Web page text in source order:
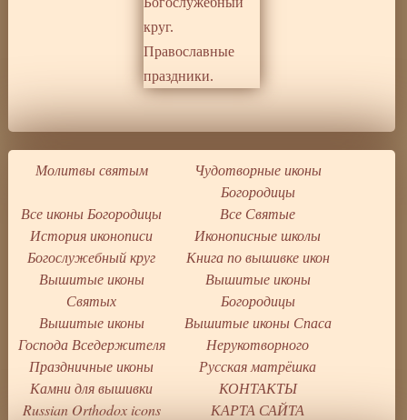
Молитвы святым
Чудотворные иконы
Богородицы
Все иконы Богородицы
Все Святые
История иконописи
Иконописные школы
Богослужебный круг
Книга по вышивке икон
Вышитые иконы
Святых
Вышитые иконы
Богородицы
Вышитые иконы
Господа Вседержителя
Вышитые иконы Спаса
Нерукотворного
Праздничные иконы
Русская матрёшка
Камни для вышивки
КОНТАКТЫ
Russian Orthodox icons
КАРТА САЙТА